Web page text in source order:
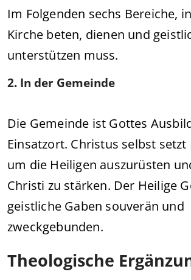
Im Folgenden sechs Bereiche,
Kirche beten, dienen und
unterstützen muss.
2. In der Gemeinde
Die Gemeinde ist Gottes
Einsatzort. Christus selbst setzt
um die Heiligen auszurüsten
Christi zu stärken. Der Heilige
geistliche Gaben souverän und
zweckgebunden.
Theologische